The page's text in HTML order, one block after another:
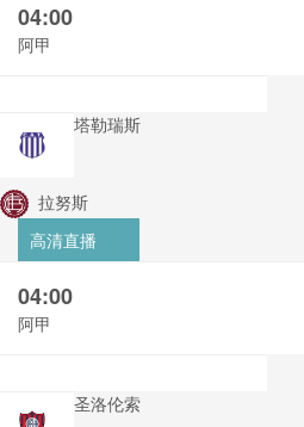
04:00
阿甲
塔勒瑞斯
拉努斯
高清直播
04:00
阿甲
圣洛伦索